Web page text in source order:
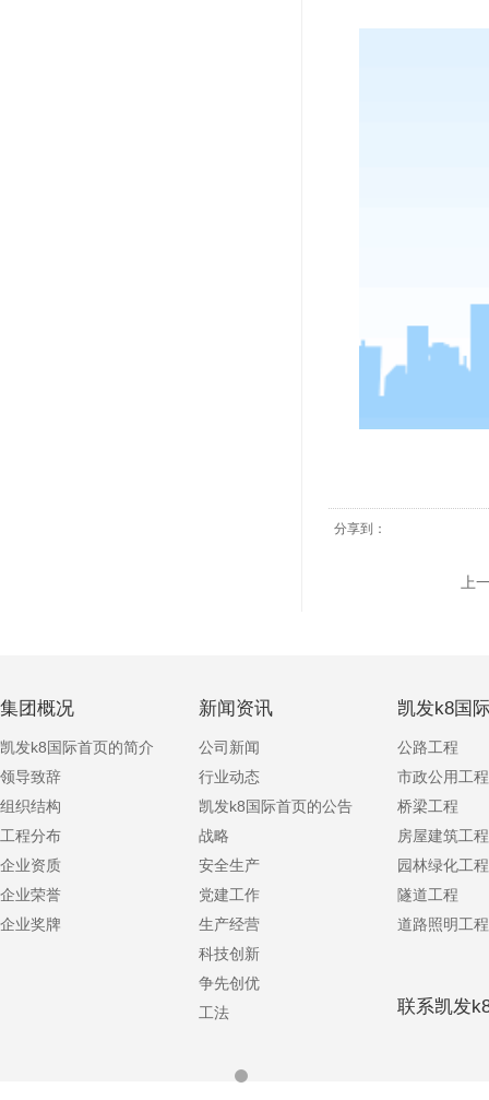
分享到：
上
集团概况
凯发k8国际首页的简介
领导致辞
组织结构
工程分布
企业资质
企业荣誉
企业奖牌
新闻资讯
公司新闻
行业动态
凯发k8国际首页的公告
战略
安全生产
党建工作
生产经营
科技创新
争先创优
工法
凯发k8国
公路工程
市政公用工程
桥梁工程
房屋建筑工程
园林绿化工程
隧道工程
道路照明工程
联系凯发